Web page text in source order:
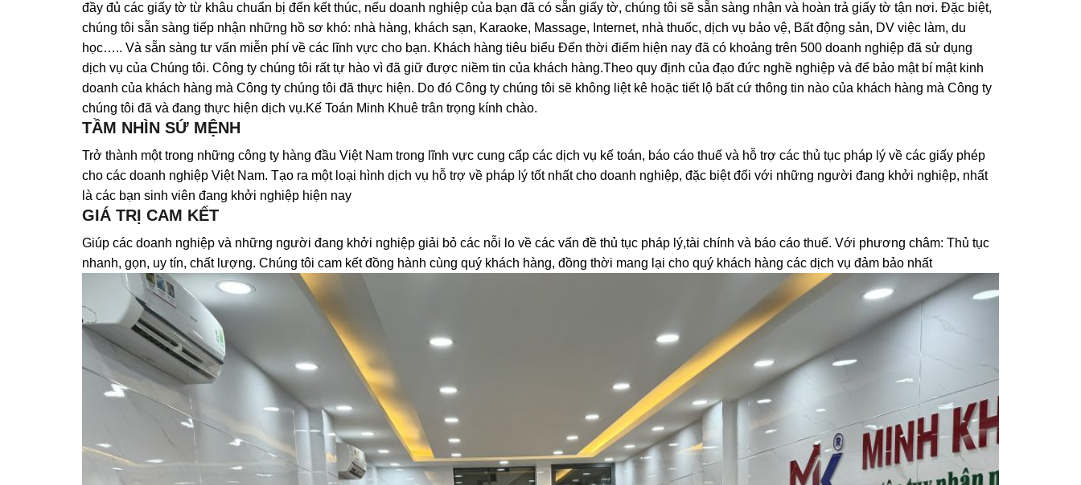
đầy đủ các giấy tờ từ khâu chuẩn bị đến kết thúc, nếu doanh nghiệp của bạn đã có sẵn giấy tờ, chúng tôi sẽ sẵn sàng nhận và hoàn trả giấy tờ tận nơi. Đặc biệt,
chúng tôi sẵn sàng tiếp nhận những hồ sơ khó: nhà hàng, khách sạn, Karaoke, Massage, Internet, nhà thuốc, dịch vụ bảo vệ, Bất động sản, DV việc làm, du
học….. Và sẵn sàng tư vấn miễn phí về các lĩnh vực cho bạn. Khách hàng tiêu biểu Đến thời điểm hiện nay đã có khoảng trên 500 doanh nghiệp đã sử dụng
dịch vụ của Chúng tôi. Công ty chúng tôi rất tự hào vì đã giữ được niềm tin của khách hàng.Theo quy định của đạo đức nghề nghiệp và để bảo mật bí mật kinh
doanh của khách hàng mà Công ty chúng tôi đã thực hiện. Do đó Công ty chúng tôi sẽ không liệt kê hoặc tiết lộ bất cứ thông tin nào của khách hàng mà Công ty
chúng tôi đã và đang thực hiện dịch vụ.Kế Toán Minh Khuê trân trọng kính chào.
TẦM NHÌN SỨ MỆNH
Trở thành một trong những công ty hàng đầu Việt Nam trong lĩnh vực cung cấp các dịch vụ kế toán, báo cáo thuế và hỗ trợ các thủ tục pháp lý về các giấy phép
cho các doanh nghiệp Việt Nam. Tạo ra một loại hình dịch vụ hỗ trợ về pháp lý tốt nhất cho doanh nghiệp, đặc biệt đối với những người đang khởi nghiệp, nhất
là các bạn sinh viên đang khởi nghiệp hiện nay
GIÁ TRỊ CAM KẾT
Giúp các doanh nghiệp và những người đang khởi nghiệp giải bỏ các nỗi lo về các vấn đề thủ tục pháp lý,tài chính và báo cáo thuế. Với phương châm: Thủ tục
nhanh, gọn, uy tín, chất lượng. Chúng tôi cam kết đồng hành cùng quý khách hàng, đồng thời mang lại cho quý khách hàng các dịch vụ đảm bảo nhất